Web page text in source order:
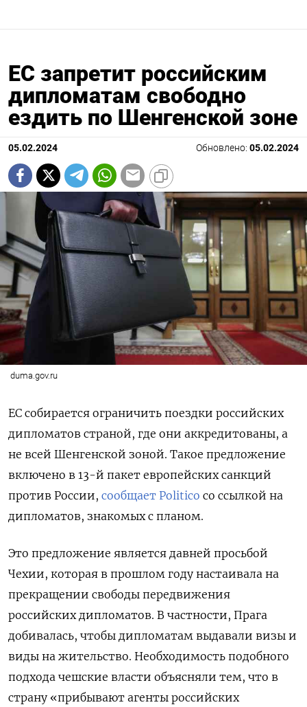
ЕС запретит российским
дипломатам свободно
ездить по Шенгенской зоне
05.02.2024 Обновлено: 05.02.2024
duma.gov.ru
ЕС собирается ограничить поездки российских
дипломатов страной, где они аккредитованы, а
не всей Шенгенской зоной. Такое предложение
включено в 13-й пакет европейских санкций
против России, сообщает Politico со ссылкой на
дипломатов, знакомых с планом.
Это предложение является давней просьбой
Чехии, которая в прошлом году настаивала на
прекращении свободы передвижения
российских дипломатов. В частности, Прага
добивалась, чтобы дипломатам выдавали визы и
виды на жительство. Необходимость подобного
подхода чешские власти объясняли тем, что в
страну «прибывают агенты российских